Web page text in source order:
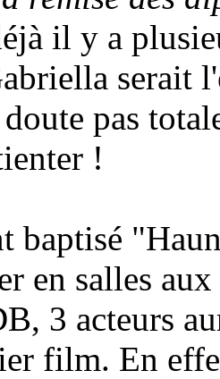
il y a
serait
pas
!
baptisé
en salles
3 acteurs
film. En